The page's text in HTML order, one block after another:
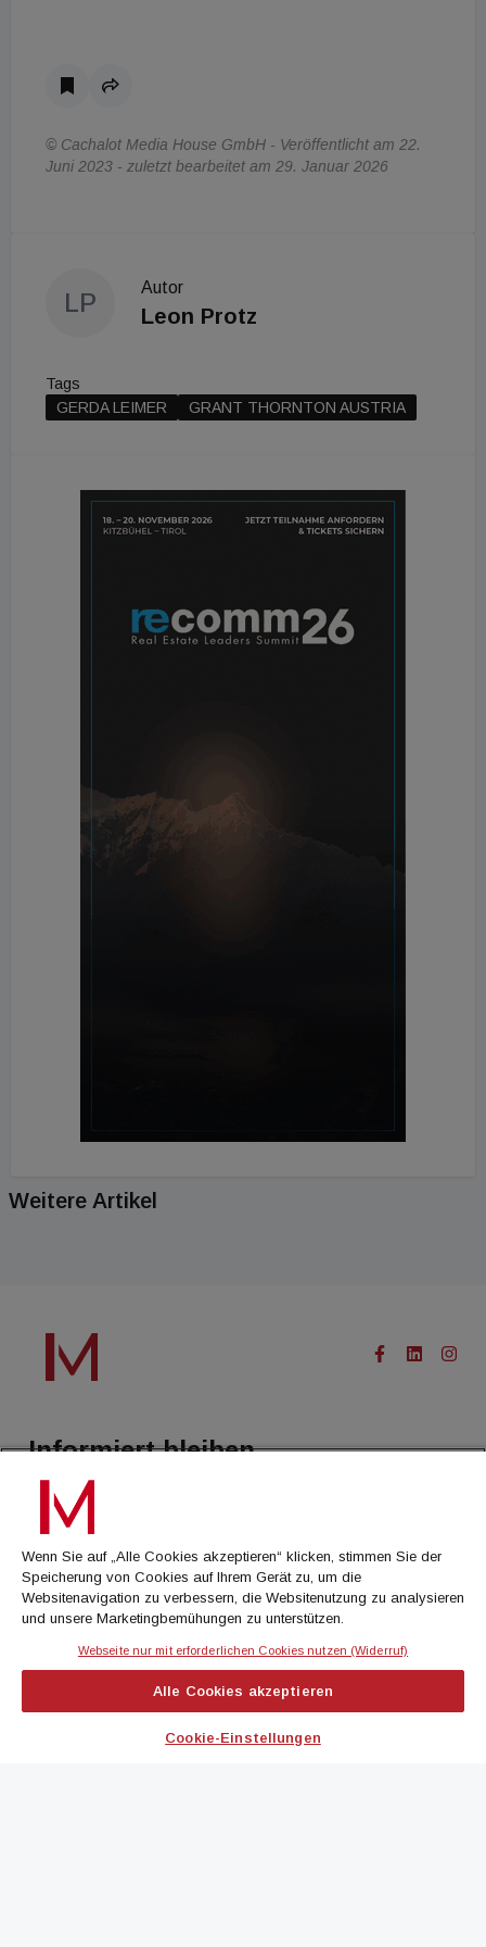
© Cachalot Media House GmbH - Veröffentlicht am 22.
Juni 2023 - zuletzt bearbeitet am 29. Januar 2026
LP
Autor
Leon Protz
Tags
GERDA LEIMER
GRANT THORNTON AUSTRIA
Weitere Artikel
Informiert bleiben.
Treffen Sie eine Selektion unserer Newsletter zu buildingTIMES,
immoflash, Immobilien Magazin, immo7news, immojobs, immotermin
oder dem Morgenjournal
Jetzt anmelden
Wenn Sie auf „Alle Cookies akzeptieren“ klicken, stimmen Sie der
Speicherung von Cookies auf Ihrem Gerät zu, um die
Websitenavigation zu verbessern, die Websitenutzung zu analysieren
und unsere Marketingbemühungen zu unterstützen.
Webseite nur mit erforderlichen Cookies nutzen (Widerruf)
Alle Cookies akzeptieren
Cookie-Einstellungen